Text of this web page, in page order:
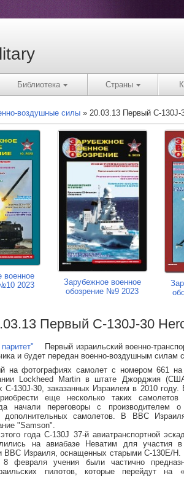
Библиотека Страны
воздушные силы 20.03.13 Первый C-
военное
2023
Зарубежное военное
обозрение №9 2023
Первый C-130J-30
Первый израильский военно-
и будет передан военно-воздушным силам
на фотографиях самолет с номером 661 на
Lockheed Martin в штате Джорджия
C-130J-30, заказанных Израилем в 2010
еще несколько таких
начали переговоры с производителем о
дополнительных самолетов. В ВВС
"Samson".
года C-130J 37-й авиатранспортной
на авиабазе Неватим для участия
ВВС Израиля, оснащенных старыми C-130E/
февраля учения были частично
пилотов, которые перейдут на